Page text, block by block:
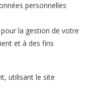
personnelles
pour la gestion de votre
et à des fins
utilisant le site